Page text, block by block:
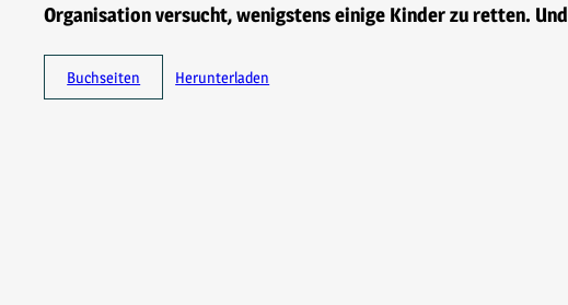
Organisation versucht, wenigstens einige Kinder zu retten.
Buchseiten Herunterladen